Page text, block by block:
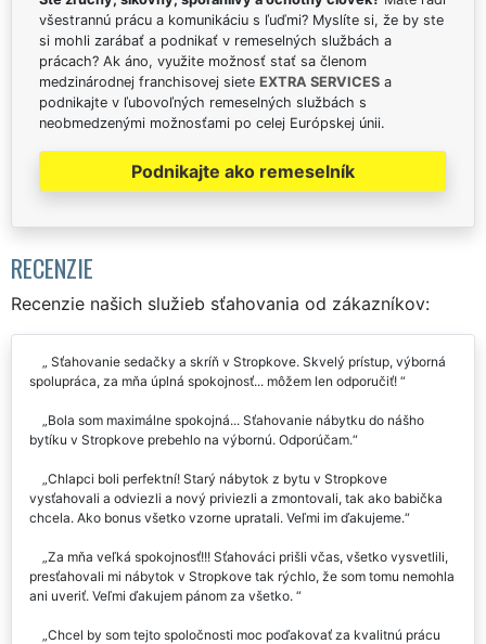
všestrannú prácu a komunikáciu s ľuďmi? Myslíte si, že by ste
si mohli zarábať a podnikať v remeselných službách a
prácach? Ak áno, využite možnosť stať sa členom
medzinárodnej franchisovej siete EXTRA SERVICES a
podnikajte v ľubovoľných remeselných službách s
neobmedzenými možnosťami po celej Európskej únii.
Podnikajte ako remeselník
RECENZIE
Recenzie našich služieb sťahovania od zákazníkov:
Sťahovanie sedačky a skríň v Stropkove. Skvelý prístup, výborná
spolupráca, za mňa úplná spokojnosť... môžem len odporučiť!
Bola som maximálne spokojná... Sťahovanie nábytku do nášho
bytíku v Stropkove prebehlo na výbornú. Odporúčam.
Chlapci boli perfektní! Starý nábytok z bytu v Stropkove
vysťahovali a odviezli a nový priviezli a zmontovali, tak ako babička
chcela. Ako bonus všetko vzorne upratali. Veľmi im ďakujeme.
Za mňa veľká spokojnosť!!! Sťahováci prišli včas, všetko vysvetlili,
presťahovali mi nábytok v Stropkove tak rýchlo, že som tomu nemohla
ani uveriť. Veľmi ďakujem pánom za všetko.
Chcel by som tejto spoločnosti moc poďakovať za kvalitnú prácu